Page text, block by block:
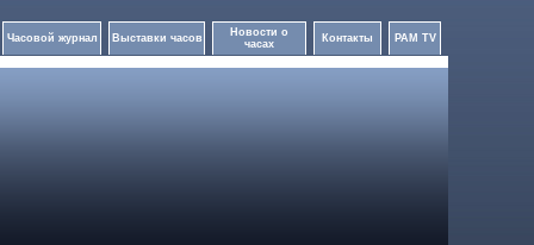
Часовой журнал Выставки часов
Новости о
часах
Контакты PAM TV